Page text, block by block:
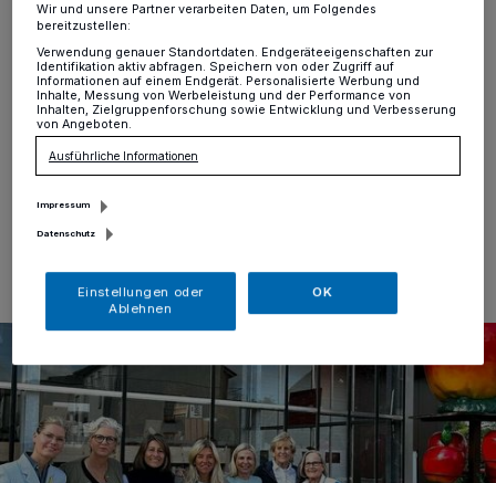
Büderich·Wie jedes Jahr verkauft der Soroptimist
International-Club Meerbusch beim Apfeltag auf dem
Hof Mertens, Niederlöricker Straße 61 in Büderich,
selbstgebackenen Apfelkuchen für einen guten Zweck.
Am Samstag, 5. Oktober, ist es von 10 bis etwa 15 Uhr
wieder soweit.
01.10.2024 , 10:00 Uhr
Wir und unsere Partner verarbeiten Daten, um Folgendes
bereitzustellen:
Verwendung genauer Standortdaten. Endgeräteeigenschaften zur
Identifikation aktiv abfragen. Speichern von oder Zugriff auf
Informationen auf einem Endgerät. Personalisierte Werbung und
Inhalte, Messung von Werbeleistung und der Performance von
Inhalten, Zielgruppenforschung sowie Entwicklung und Verbesserung
von Angeboten.
Ausführliche Informationen
Impressum
Datenschutz
Einstellungen oder
Ablehnen
OK